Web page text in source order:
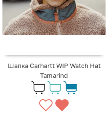
Шапка Carhartt WIP Watch Hat
Tamarind